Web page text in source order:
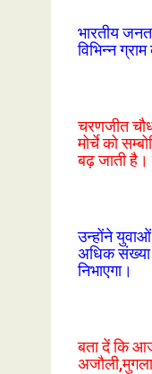
भारतीय
विभिन्न
चरणजीत
मोर्चे को
बढ़ जाती है।
उन्होंने
अधिक संख्या
निभाएगा।
बता दें कि